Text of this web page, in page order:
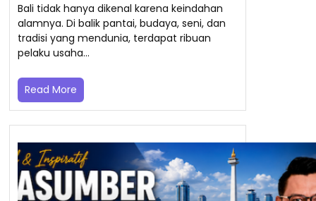
Bali tidak hanya dikenal karena keindahan
alamnya. Di balik pantai, budaya, seni, dan
tradisi yang mendunia, terdapat ribuan
pelaku usaha…
Read More